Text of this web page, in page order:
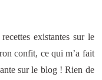
existantes sur le
confit, ce qui m’a fait
sur le blog ! Rien de